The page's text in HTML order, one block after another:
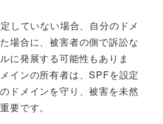
していない場合、自分のドメ
場合に、被害者の側で訴訟な
に発展する可能性もありま
インの所有者は、SPFを設定
ドメインを守り、被害を未然
要です。